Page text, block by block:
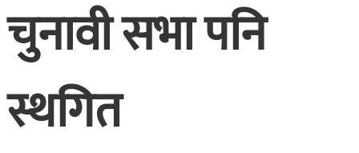
चुनावी सभा पनि
स्थगित